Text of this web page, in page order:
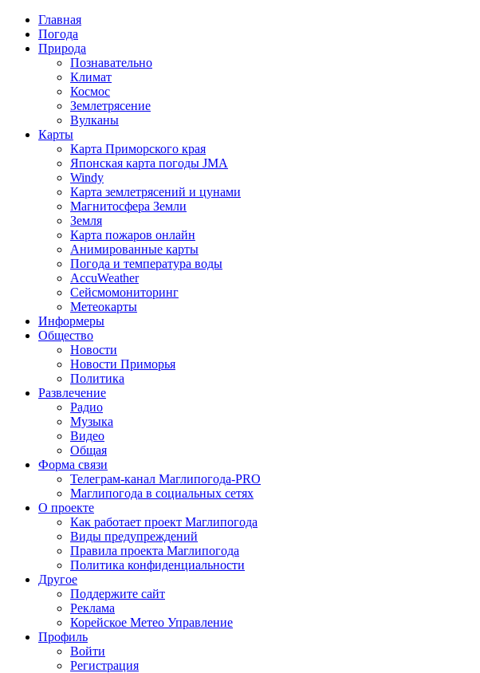
Главная
Погода
Природа
Познавательно
Климат
Космос
Землетрясение
Вулканы
Карты
Карта Приморского края
Японская карта погоды JMA
Windy
Карта землетрясений и цунами
Магнитосфера Земли
Земля
Карта пожаров онлайн
Анимированные карты
Погода и температура воды
AccuWeather
Сейсмомониторинг
Метеокарты
Информеры
Общество
Новости
Новости Приморья
Политика
Развлечение
Радио
Музыка
Видео
Общая
Форма связи
Телеграм-канал Маглипогода-PRO
Маглипогода в социальных сетях
О проекте
Как работает проект Маглипогода
Виды предупреждений
Правила проекта Маглипогода
Политика конфиденциальности
Другое
Поддержите сайт
Реклама
Корейское Метео Управление
Профиль
Войти
Регистрация